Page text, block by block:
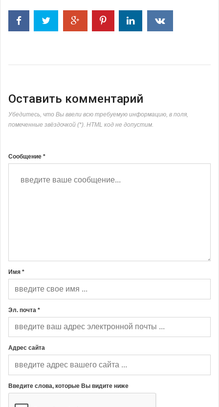
Оставить комментарий
Убедитесь, что Вы ввели всю требуемую информацию, в поля,
помеченные звёздочкой (*). HTML код не допустим.
Сообщение *
Имя *
Эл. почта *
Адрес сайта
Введите слова, которые Вы видите ниже